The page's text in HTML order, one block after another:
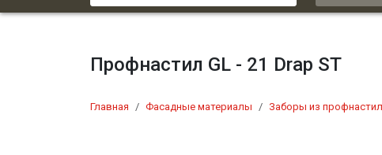
Профнастил GL - 21 Drap ST
Главная Фасадные материалы Заборы из